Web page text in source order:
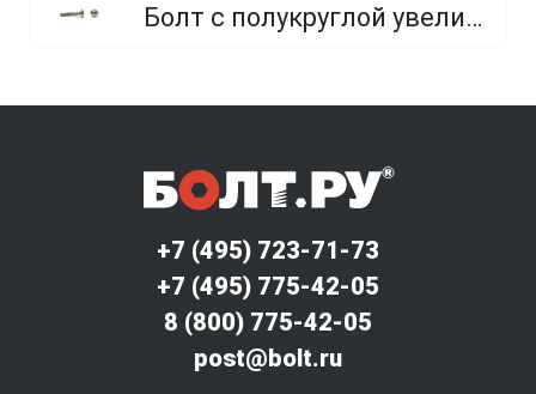
Болт с полукруглой увеличенной головкой и усом класса точности C (мебельный)
+7 (495) 723-71-73
+7 (495) 775-42-05
8 (800) 775-42-05
post@bolt.ru